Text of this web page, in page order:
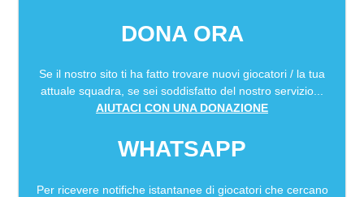
DONA ORA
Se il nostro sito ti ha fatto trovare nuovi giocatori / la tua
attuale squadra, se sei soddisfatto del nostro servizio...
AIUTACI CON UNA DONAZIONE
WHATSAPP
Per ricevere notifiche istantanee di giocatori che cercano